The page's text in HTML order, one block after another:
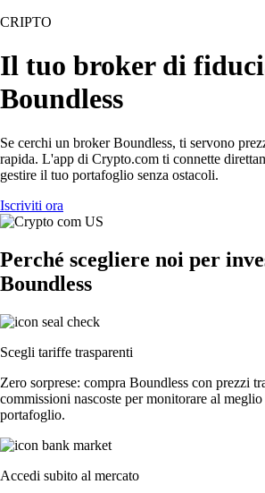
CRIPTO
Il tuo broker di
Boundless
Se cerchi un broker Boundless, ti servono
rapida. L'app di Crypto.com ti connette
gestire il tuo portafoglio senza ostacoli.
Iscriviti ora
Perché scegliere noi per
Boundless
Scegli tariffe trasparenti
Zero sorprese: compra Boundless con prezzi
commissioni nascoste per monitorare al
portafoglio.
Accedi subito al mercato